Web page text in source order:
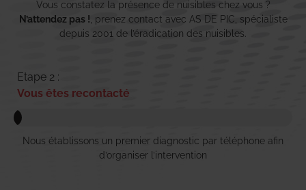
Vous constatez la présence de nuisibles chez vous ?
N’attendez pas ! , prenez contact avec AS DE PIC, spécialiste
depuis 2001 de l’éradication des nuisibles.
Etape 2 :
Vous êtes recontacté
Nous établissons un premier diagnostic par téléphone afin
d’organiser l’intervention